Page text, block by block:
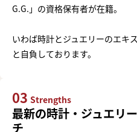
G.G.」の資格保有者が在籍。
いわば時計とジュエリーのエキ
と自負しております。
03 Strengths
最新の時計・ジュエリ
チ